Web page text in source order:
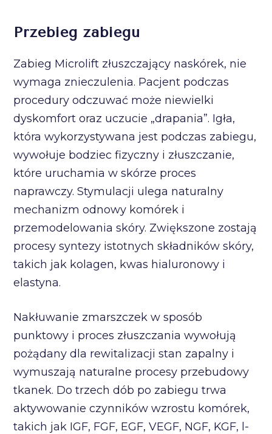
Przebieg zabiegu
Zabieg Microlift złuszczający naskórek, nie
wymaga znieczulenia. Pacjent podczas
procedury odczuwać może niewielki
dyskomfort oraz uczucie „drapania”. Igła,
która wykorzystywana jest podczas zabiegu,
wywołuje bodziec fizyczny i złuszczanie,
które uruchamia w skórze proces
naprawczy. Stymulacji ulega naturalny
mechanizm odnowy komórek i
przemodelowania skóry. Zwiększone zostają
procesy syntezy istotnych składników skóry,
takich jak kolagen, kwas hialuronowy i
elastyna.
Nakłuwanie zmarszczek w sposób
punktowy i proces złuszczania wywołują
pożądany dla rewitalizacji stan zapalny i
wymuszają naturalne procesy przebudowy
tkanek. Do trzech dób po zabiegu trwa
aktywowanie czynników wzrostu komórek,
takich jak IGF, FGF, EGF, VEGF, NGF, KGF, l-